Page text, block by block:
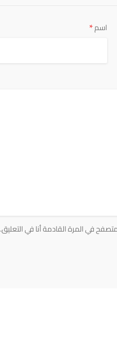
اسم*
في المرة القادمة أنا في التعليق.